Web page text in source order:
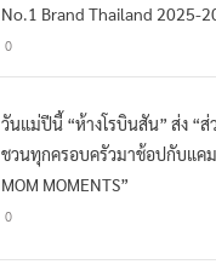
No.1 Brand Thailand 2025-
0
วันแม่ปีนี้ “ห้างโรบินสัน” ส่ง “
ชวนทุกครอบครัวมาช้อปกับแคม
MOM MOMENTS”
0